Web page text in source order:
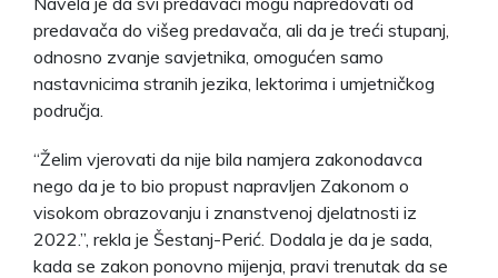
predavača do višeg predavača, ali da je treći stupanj,
odnosno zvanje savjetnika, omogućen samo
nastavnicima stranih jezika, lektorima i umjetničkog
područja.
“Želim vjerovati da nije bila namjera zakonodavca
nego da je to bio propust napravljen Zakonom o
visokom obrazovanju i znanstvenoj djelatnosti iz
2022.”, rekla je Šestanj-Perić. Dodala je da je sada,
kada se zakon ponovno mijenja, pravi trenutak da se